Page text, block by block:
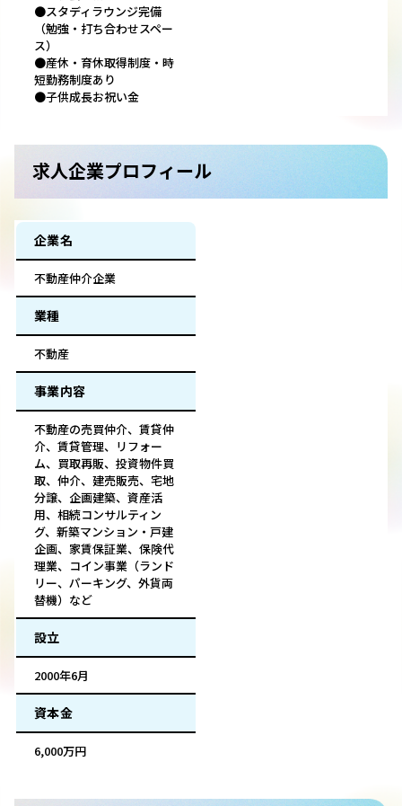
●スタディラウンジ完備
（勉強・打ち合わせスペー
ス）
●産休・育休取得制度・時
短勤務制度あり
●子供成長お祝い金
求人企業プロフィール
企業名
不動産仲介企業
業種
不動産
事業内容
不動産の売買仲介、賃貸仲
介、賃貸管理、リフォー
ム、買取再販、投資物件買
取、仲介、建売販売、宅地
分譲、企画建築、資産活
用、相続コンサルティン
グ、新築マンション・戸建
企画、家賃保証業、保険代
理業、コイン事業（ランド
リー、パーキング、外貨両
替機）など
設立
2000年6月
資本金
6,000万円